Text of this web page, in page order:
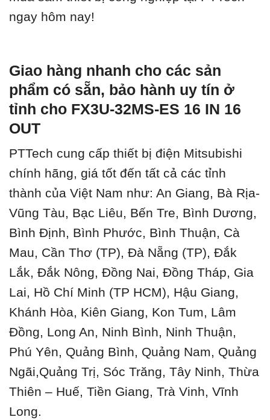
ngay hôm nay!
Giao hàng nhanh cho các sản
phẩm có sẵn, bảo hành uy tín ở
tỉnh cho FX3U-32MS-ES 16 IN 16
OUT
PTTech cung cấp thiết bị điện Mitsubishi
chính hãng, giá tốt đến tất cả các tỉnh
thành của Việt Nam như: An Giang, Bà Rịa-
Vũng Tàu, Bạc Liêu, Bến Tre, Bình Dương,
Bình Định, Bình Phước, Bình Thuận, Cà
Mau, Cần Thơ (TP), Đà Nẵng (TP), Đắk
Lắk, Đắk Nông, Đồng Nai, Đồng Tháp, Gia
Lai, Hồ Chí Minh (TP HCM), Hậu Giang,
Khánh Hòa, Kiên Giang, Kon Tum, Lâm
Đồng, Long An, Ninh Bình, Ninh Thuận,
Phú Yên, Quảng Bình, Quảng Nam, Quảng
Ngãi,Quảng Trị, Sóc Trăng, Tây Ninh, Thừa
Thiên – Huế, Tiền Giang, Trà Vinh, Vĩnh
Long.